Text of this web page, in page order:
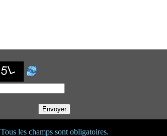
Tous les champs sont obligatoires.